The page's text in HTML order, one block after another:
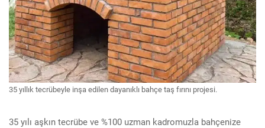
35 yıllık tecrübeyle inşa edilen dayanıklı bahçe taş fırını projesi.
35 yılı aşkın tecrübe ve %100 uzman kadromuzla bahçenize